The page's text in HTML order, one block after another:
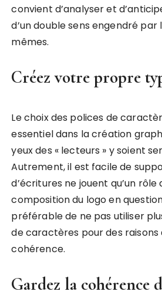
convient d’analyser et
d’un double sens engendré
mêmes.
Créez votre propre
Le choix des polices de
essentiel dans la création
yeux des « lecteurs » y soient
Autrement, il est facile de
d’écritures ne jouent qu’un
composition du logo en
préférable de ne pas utiliser
de caractères pour des raisons
cohérence.
Gardez la cohérence